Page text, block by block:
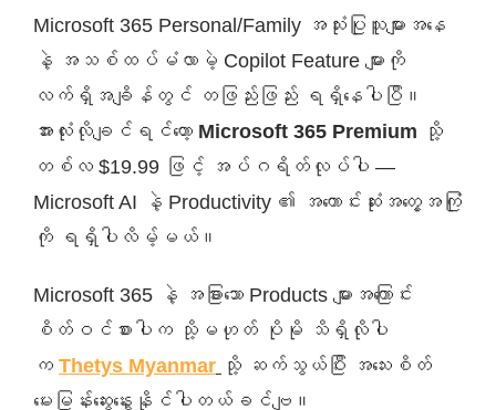
Microsoft 365 Personal/Family အသုံးပြုသူများအနေ
နဲ့ အသစ်ထပ်မံလာမဲ့ Copilot Feature များကို
လက်ရှိအချိန်တွင် တဖြည်းဖြည်း ရရှိနေပါပြီ။
အားလုံးလိုချင်ရင်တော့ Microsoft 365 Premium သို့
တစ်လ $19.99 ဖြင့် အပ်ဂရိတ်လုပ်ပါ —
Microsoft AI နဲ့ Productivity ၏ အကောင်းဆုံးအတွေ့အကြုံ
ကို ရရှိပါလိမ့်မယ်။
Microsoft 365 နဲ့ အခြားသော Products များအကြောင်း
စိတ်ဝင်စားပါက သို့မဟုတ် ပိုမို သိရှိလိုပါ
က Thetys Myanmar သို့ ဆက်သွယ်ပြီး အသေးစိတ်
မေးမြန်းဆွေးနွေးနိုင်ပါတယ်ခင်ဗျ။